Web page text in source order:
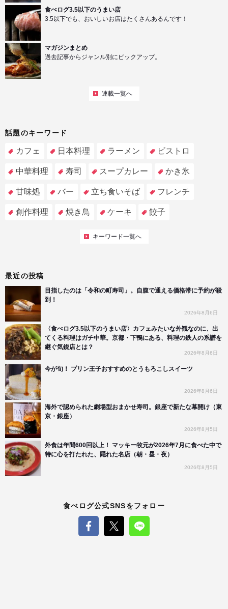
食べログ3.5以下のうまい店
3.5以下でも、おいしいお店はたくさんあるんです！
マガジンまとめ
過去記事からジャンル別にピックアップ。
連載一覧へ
話題のキーワード
カフェ 日本料理 ラーメン ビストロ
中華料理 寿司 スープカレー かき氷
甘味処 バー 立ち食いそば フレンチ
創作料理 焼き鳥 ケーキ 餃子
キーワード一覧へ
最近の投稿
目指したのは「令和の町寿司」。自腹で通える価格帯に予約が殺
到！
2026年8月6日
〈食べログ3.5以下のうまい店〉カフェみたいな外観なのに、出
てくる料理はガチ中華。京都・下鴨にある、料理の鉄人の系譜を
継ぐ気鋭店とは？
2026年8月6日
今が旬！ プリン王子おすすめのとうもろこしスイーツ
2026年8月6日
海外で認められた劇場型おまかせ寿司。銀座で新たな幕開け（東
京・銀座）
2026年8月5日
外食は年間600回以上！ マッキー牧元が2026年7月に食べた中で
特に心を打たれた、隠れた名店（朝・昼・夜）
2026年8月5日
食べログ公式SNSをフォロー